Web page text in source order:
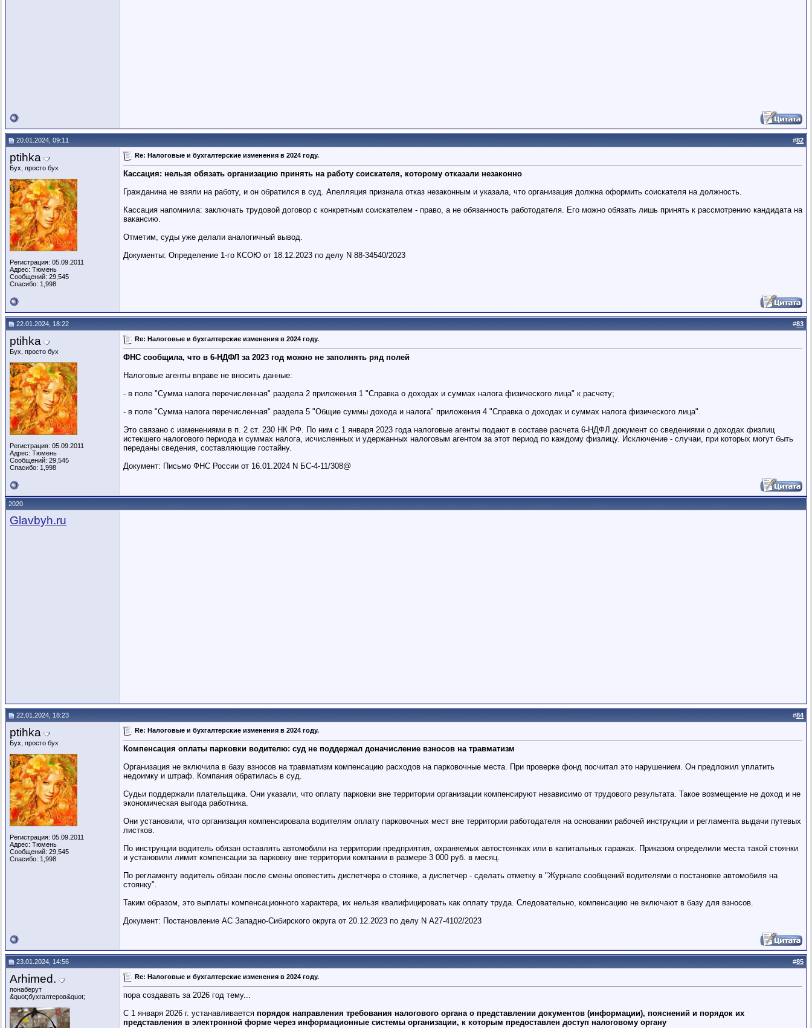
20.01.2024, 09:11 #82
ptihka
Бух, просто бух
Регистрация: 05.09.2011
Адрес: Тюмень
Сообщений: 29,545
Спасибо: 1,998
Re: Налоговые и бухгалтерские изменения в 2024 году.
Кассация: нельзя обязать организацию принять на работу соискателя, которому отказали незаконно
Гражданина не взяли на работу, и он обратился в суд. Апелляция признала отказ незаконным и указала, что организация должна оформить соискателя на должность.
Кассация напомнила: заключать трудовой договор с конкретным соискателем - право, а не обязанность работодателя. Его можно обязать лишь принять к рассмотрению кандидата на
вакансию.
Отметим, суды уже делали аналогичный вывод.
Документы: Определение 1-го КСОЮ от 18.12.2023 по делу N 88-34540/2023
22.01.2024, 18:22 #83
ptihka
Бух, просто бух
Регистрация: 05.09.2011
Адрес: Тюмень
Сообщений: 29,545
Спасибо: 1,998
Re: Налоговые и бухгалтерские изменения в 2024 году.
ФНС сообщила, что в 6-НДФЛ за 2023 год можно не заполнять ряд полей
Налоговые агенты вправе не вносить данные:
- в поле "Сумма налога перечисленная" раздела 2 приложения 1 "Справка о доходах и суммах налога физического лица" к расчету;
- в поле "Сумма налога перечисленная" раздела 5 "Общие суммы дохода и налога" приложения 4 "Справка о доходах и суммах налога физического лица".
Это связано с изменениями в п. 2 ст. 230 НК РФ. По ним с 1 января 2023 года налоговые агенты подают в составе расчета 6-НДФЛ документ со сведениями о доходах физлиц
истекшего налогового периода и суммах налога, исчисленных и удержанных налоговым агентом за этот период по каждому физлицу. Исключение - случаи, при которых могут быть
переданы сведения, составляющие гостайну.
Документ: Письмо ФНС России от 16.01.2024 N БС-4-11/308@
2020
Glavbyh.ru
22.01.2024, 18:23 #84
ptihka
Бух, просто бух
Регистрация: 05.09.2011
Адрес: Тюмень
Сообщений: 29,545
Спасибо: 1,998
Re: Налоговые и бухгалтерские изменения в 2024 году.
Компенсация оплаты парковки водителю: суд не поддержал доначисление взносов на травматизм
Организация не включила в базу взносов на травматизм компенсацию расходов на парковочные места. При проверке фонд посчитал это нарушением. Он предложил уплатить
недоимку и штраф. Компания обратилась в суд.
Судьи поддержали плательщика. Они указали, что оплату парковки вне территории организации компенсируют независимо от трудового результата. Такое возмещение не доход и не
экономическая выгода работника.
Они установили, что организация компенсировала водителям оплату парковочных мест вне территории работодателя на основании рабочей инструкции и регламента выдачи путевых
листков.
По инструкции водитель обязан оставлять автомобили на территории предприятия, охраняемых автостоянках или в капитальных гаражах. Приказом определили места такой стоянки
и установили лимит компенсации за парковку вне территории компании в размере 3 000 руб. в месяц.
По регламенту водитель обязан после смены оповестить диспетчера о стоянке, а диспетчер - сделать отметку в "Журнале сообщений водителями о постановке автомобиля на
стоянку".
Таким образом, это выплаты компенсационного характера, их нельзя квалифицировать как оплату труда. Следовательно, компенсацию не включают в базу для взносов.
Документ: Постановление АС Западно-Сибирского округа от 20.12.2023 по делу N А27-4102/2023
23.01.2024, 14:56 #85
Arhimed.
понаберут
&quot;бухгалтеров&quot;
Re: Налоговые и бухгалтерские изменения в 2024 году.
пора создавать за 2026 год тему...
С 1 января 2026 г. устанавливается порядок направления требования налогового органа о представлении документов (информации), пояснений и порядок их
представления в электронной форме через информационные системы организации, к которым предоставлен доступ налоговому органу